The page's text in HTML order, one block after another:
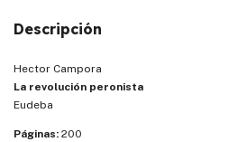
Descripción
Hector Campora
La revolución peronista
Eudeba
Páginas: 200